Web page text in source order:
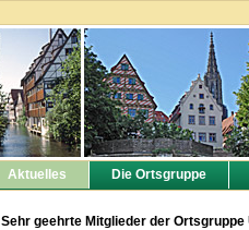
Aktuelles Die Ortsgruppe
Sehr geehrte Mitglieder der